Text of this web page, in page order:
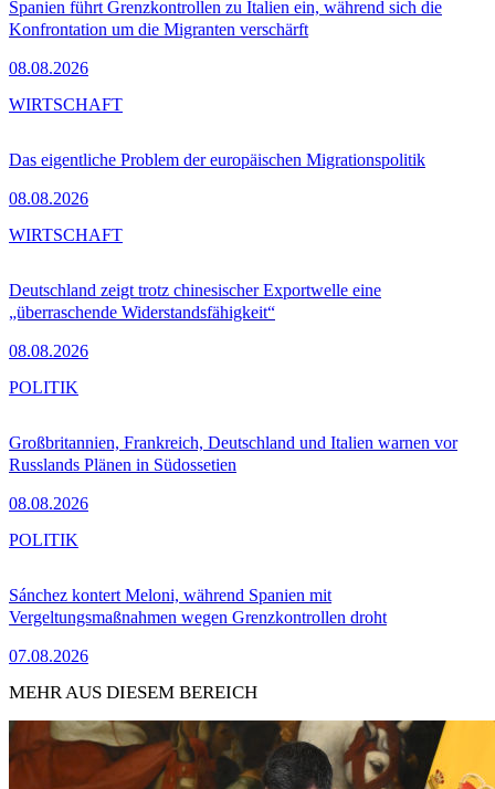
Spanien führt Grenzkontrollen zu Italien ein, während sich die
Konfrontation um die Migranten verschärft
08.08.2026
Das eigentliche Problem der europäischen Migrationspolitik
08.08.2026
WIRTSCHAFT
Deutschland zeigt trotz chinesischer Exportwelle eine
„überraschende Widerstandsfähigkeit“
08.08.2026
WIRTSCHAFT
Großbritannien, Frankreich, Deutschland und Italien warnen vor
Russlands Plänen in Südossetien
08.08.2026
POLITIK
Sánchez kontert Meloni, während Spanien mit
Vergeltungsmaßnahmen wegen Grenzkontrollen droht
07.08.2026
POLITIK
MEHR AUS DIESEM BEREICH